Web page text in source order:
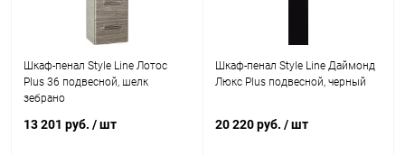
Шкаф-пенал Style Line Лотос
Plus 36 подвесной, шелк
зебрано
13 201 руб. / шт
Шкаф-пенал Style Line Даймонд
Люкс Plus подвесной, черный
20 220 руб. / шт